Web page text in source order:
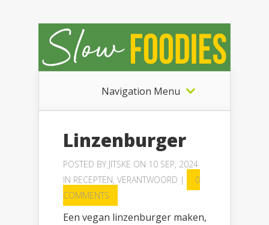
Navigation Menu
Linzenburger
POSTED BY JITSKE ON 10 SEP, 2024
IN RECEPTEN, VERANTWOORD |
0
COMMENTS
Een vegan linzenburger maken,